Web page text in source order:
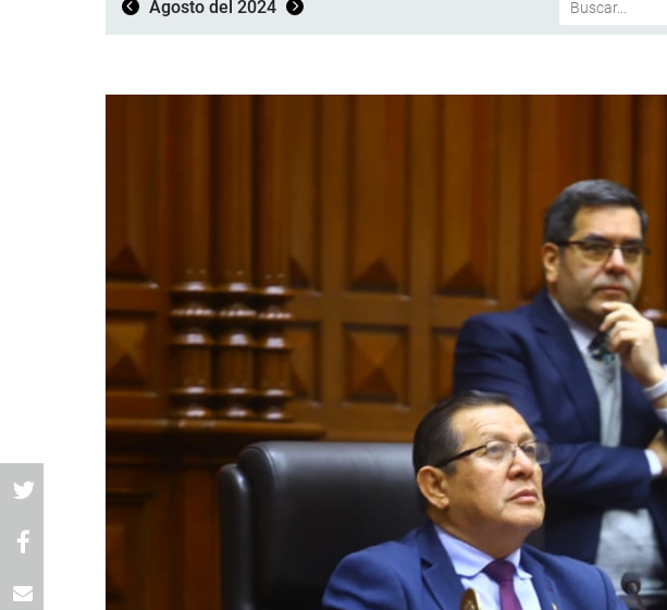
Agosto del 2024